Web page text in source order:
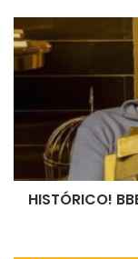
municipal
HISTÓRICO!
BBB
prêmio
já
vistoHISTÓRICO!